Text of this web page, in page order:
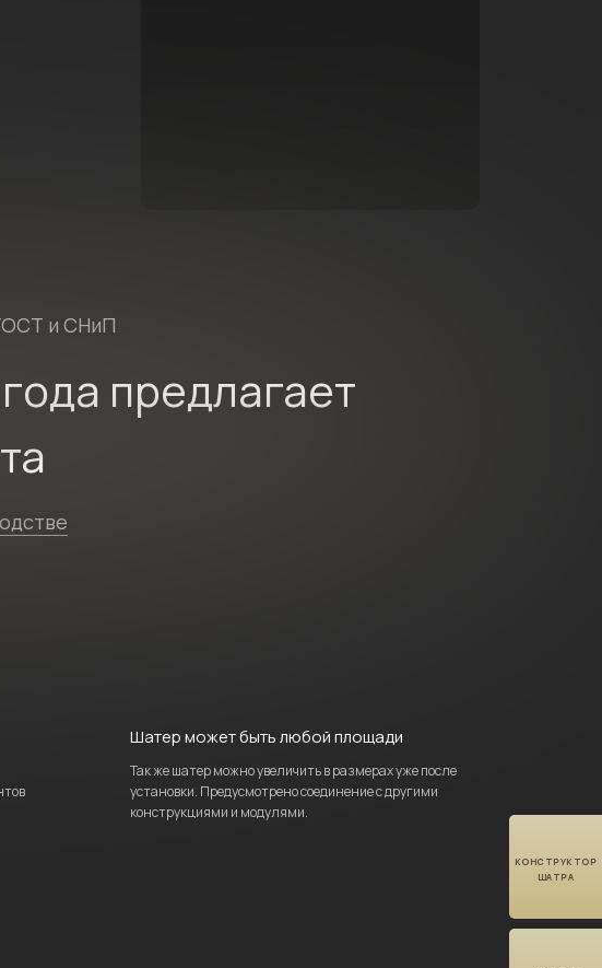
КОНСТРУКТОР
ШАТРА
и СНиП
предлагает
Шатер может бытьлюбой площади
Так же шатер можноувеличить в размерах ужепосле
установки. Предусмотрено соединение с другими
конструкциями и модулями.